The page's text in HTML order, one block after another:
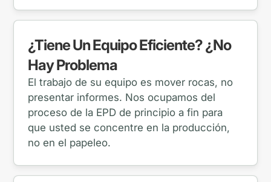
¿Tiene Un Equipo Eficiente? ¿No
Hay Problema
El trabajo de su equipo es mover rocas, no
presentar informes. Nos ocupamos del
proceso de la EPD de principio a fin para
que usted se concentre en la producción,
no en el papeleo.